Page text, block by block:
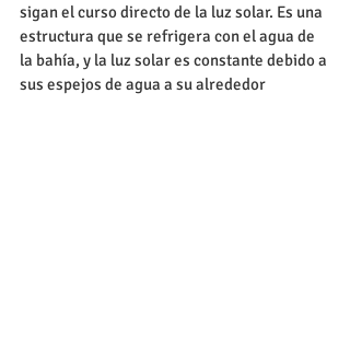
sigan el curso directo de la luz solar. Es una
estructura que se refrigera con el agua de
la bahía, y la luz solar es constante debido a
sus espejos de agua a su alrededor